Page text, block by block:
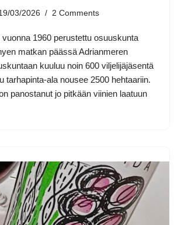
03/2026 2 Comments
vuonna 1960 perustettu osuuskunta
matkan päässä Adrianmeren
kuuluu noin 600 viljelijäjäsentä
tarhapinta-ala nousee 2500 hehtaariin.
panostanut jo pitkään viinien laatuun